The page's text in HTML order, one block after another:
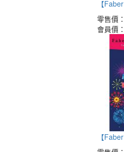
【
零售價
會員價
【